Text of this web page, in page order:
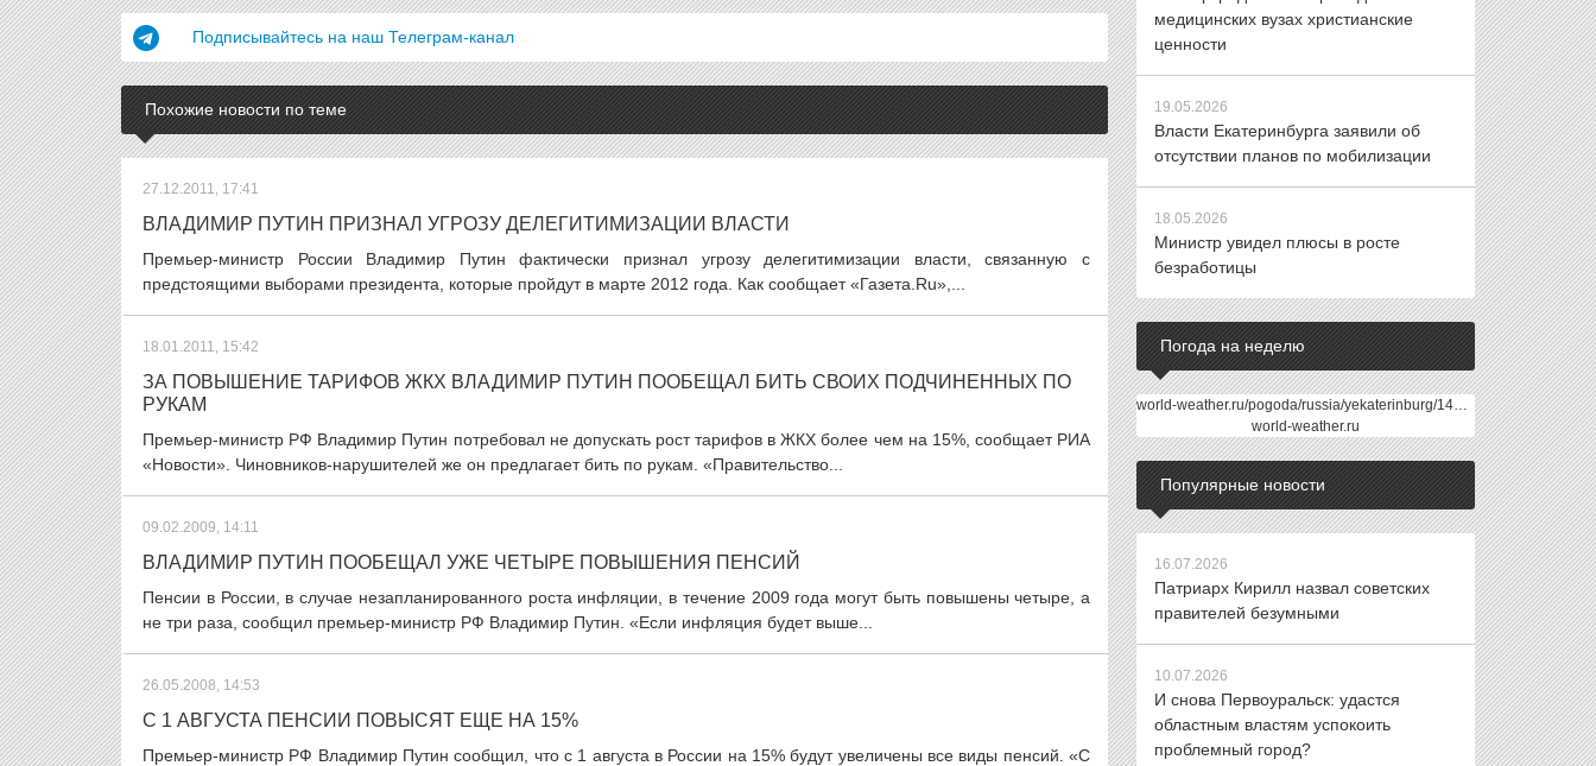
Подписывайтесь на наш Телеграм-канал
Похожие новости по теме
27.12.2011, 17:41
ВЛАДИМИР ПУТИН ПРИЗНАЛ УГРОЗУ ДЕЛЕГИТИМИЗАЦИИ ВЛАСТИ
Премьер-министр России Владимир Путин фактически признал угрозу делегитимизации власти, связанную с
предстоящими выборами президента, которые пройдут в марте 2012 года. Как сообщает «Газета.Ru»,...
18.01.2011, 15:42
ЗА ПОВЫШЕНИЕ ТАРИФОВ ЖКХ ВЛАДИМИР ПУТИН ПООБЕЩАЛ БИТЬ СВОИХ ПОДЧИНЕННЫХ ПО
РУКАМ
Премьер-министр РФ Владимир Путин потребовал не допускать рост тарифов в ЖКХ более чем на 15%, сообщает РИА
«Новости». Чиновников-нарушителей же он предлагает бить по рукам. «Правительство...
09.02.2009, 14:11
ВЛАДИМИР ПУТИН ПООБЕЩАЛ УЖЕ ЧЕТЫРЕ ПОВЫШЕНИЯ ПЕНСИЙ
Пенсии в России, в случае незапланированного роста инфляции, в течение 2009 года могут быть повышены четыре, а
не три раза, сообщил премьер-министр РФ Владимир Путин. «Если инфляция будет выше...
26.05.2008, 14:53
С 1 АВГУСТА ПЕНСИИ ПОВЫСЯТ ЕЩЕ НА 15%
Премьер-министр РФ Владимир Путин сообщил, что с 1 августа в России на 15% будут увеличены все виды пенсий. «С
медицинских вузах христианские
ценности
19.05.2026
Власти Екатеринбурга заявили об
отсутствии планов по мобилизации
18.05.2026
Министр увидел плюсы в росте
безработицы
Погода на неделю
world-weather.ru/pogoda/russia/yekaterinburg/14days/
world-weather.ru
Популярные новости
16.07.2026
Патриарх Кирилл назвал советских
правителей безумными
10.07.2026
И снова Первоуральск: удастся
областным властям успокоить
проблемный город?